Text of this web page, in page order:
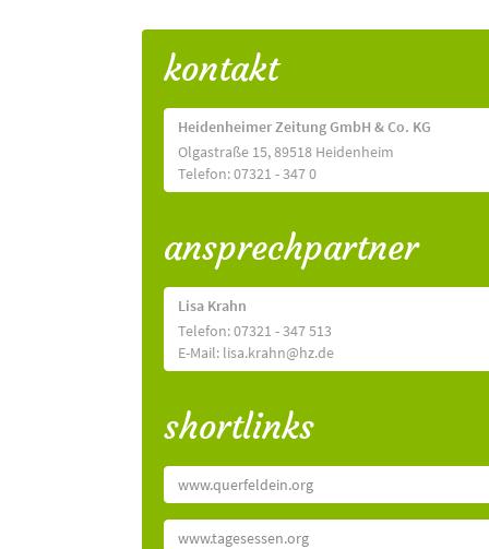
kontakt
Heidenheimer Zeitung GmbH & Co. KG
Olgastraße 15, 89518 Heidenheim
Telefon: 07321 - 347 0
ansprechpartner
Lisa Krahn
Telefon: 07321 - 347 513
E-Mail: lisa.krahn@hz.de
shortlinks
www.querfeldein.org
www.tagesessen.org